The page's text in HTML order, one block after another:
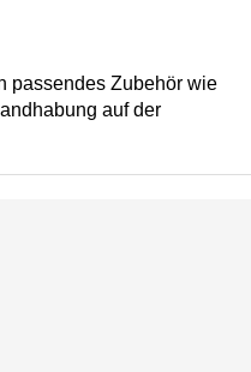
passendes Zubehör wie
auf der